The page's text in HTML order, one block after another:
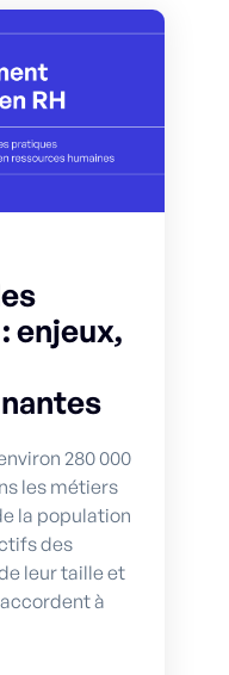
enjeux,
280 000
les métiers
la population
des
leur taille et
à